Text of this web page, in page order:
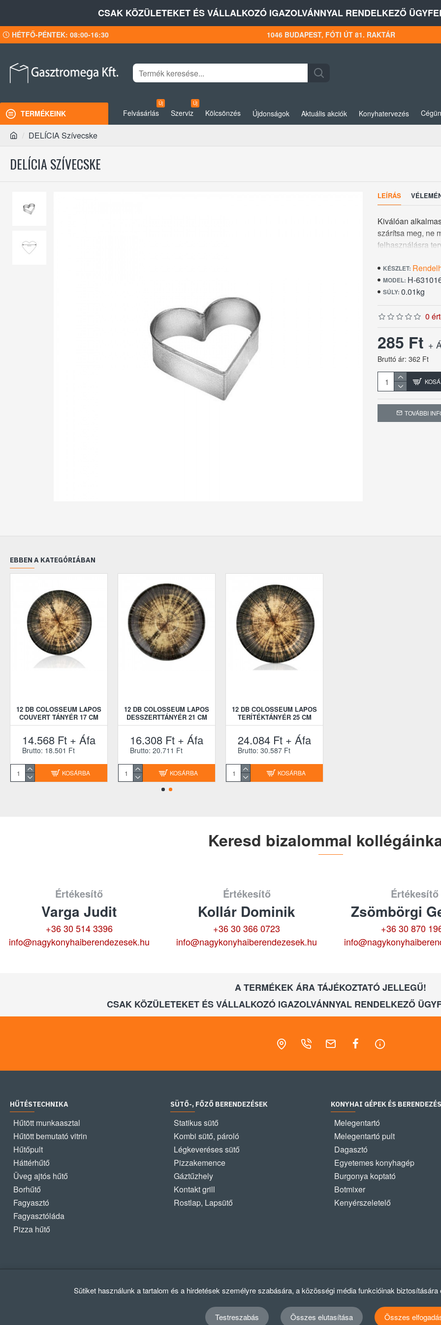
CSAK KÖZÜLETEKET ÉS VÁLLALKOZÓ IGAZOLVÁNNYAL RENDELKEZŐ
HÉTFŐ-PÉNTEK: 08:00-16:30 1046 BUDAPEST, FÓTI ÚT 81. RAKTÁR
TERMÉKEINK Felvásárlás
Új
Szerviz
Új
Kölcsönzés Újdonságok Aktuális akciók Konyhatervezés
DELÍCIA Szívecske
DELÍCIA SZÍVECSKE
LEÍRÁS
Kiválóan
szárítsa meg, ne
felhasználásra
KÉSZLET:
MODEL: H-
SÚLY: 0.01kg
0
285 Ft +
Bruttó ár: 362 Ft
TOVÁBBI
EBBEN A KATEGÓRIÁBAN
12 DB COLOSSEUM LAPOS
COUVERT TÁNYÉR 17 CM
14.568 Ft + Áfa
Brutto: 18.501 Ft
KOSÁRBA
12 DB COLOSSEUM LAPOS
DESSZERTTÁNYÉR 21 CM
16.308 Ft + Áfa
Brutto: 20.711 Ft
KOSÁRBA
12 DB COLOSSEUM LAPOS
TERÍTÉKTÁNYÉR 25 CM
24.084 Ft + Áfa
Brutto: 30.587 Ft
KOSÁRBA
Keresd bizalommal
Értékesítő
Varga Judit
+36 30 514 3396
info@nagykonyhaiberendezesek.hu
Értékesítő
Kollár Dominik
+36 30 366 0723
info@nagykonyhaiberendezesek.hu
Értékesítő
Zsömbörgi
+36 30 870
A TERMÉKEK ÁRA TÁJÉKOZTATÓ JELLEGŰ!
CSAK KÖZÜLETEKET ÉS VÁLLALKOZÓ IGAZOLVÁNNYAL RENDELKEZŐ
HŰTÉSTECHNIKA
Hűtött munkaasztal
Hűtött bemutató vitrin
Hűtőpult
Háttérhűtő
Üveg ajtós hűtő
Borhűtő
Fagyasztó
Fagyasztóláda
Pizza hűtő
SÜTŐ-, FŐZŐ BERENDEZÉSEK
Statikus sütő
Kombi sütő, pároló
Légkeveréses sütő
Pizzakemence
Gáztűzhely
Kontakt grill
Rostlap, Lapsütő
KONYHAI GÉPEK ÉS
Melegentartó
Melegentartó pult
Dagasztó
Egyetemes konyhagép
Burgonya koptató
Botmixer
Kenyérszeletelő
Sütiket használunk a tartalom és a hirdetések személyre szabására, a közösségi média funkcióinak
Testreszabás Összes elutasítása Összes